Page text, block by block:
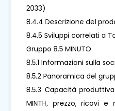
2033)
8.4.4 Descrizione del
8.4.5 Sviluppi correlati a
Gruppo 8.5 MINUTO
8.5.1 Informazioni sulla
8.5.2 Panoramica del
8.5.3 Capacità
MINTH, prezzo, ricavi